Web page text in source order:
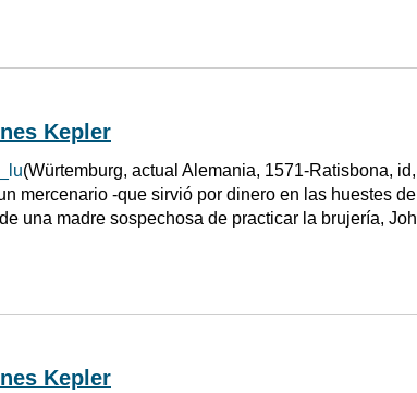
Kepler
(Würtemburg, actual Alemania, 1571-Ratisbona,
mercenario -que sirvió por dinero en las huestes
una madre sospechosa de practicar la brujería,
Kepler